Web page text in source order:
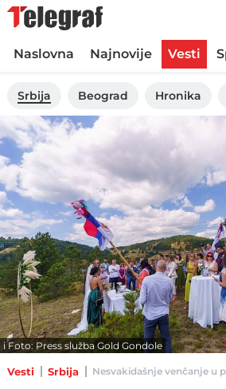
Naslovna Najnovije Vesti
Srbija Beograd Hronika
i Foto: Press služba Gold Gondole
Vesti Srbija Nesvakidašnje venčanje u